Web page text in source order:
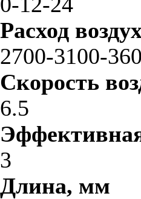
Расход
2700-3100-
Скорость
6.5
3
Длина, мм